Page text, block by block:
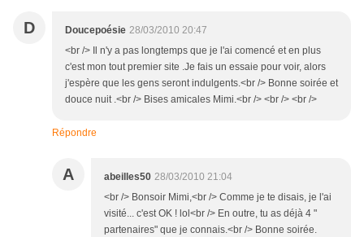
D Doucepoésie 28/03/2010 20:47
<br /> Il n'y a pas longtemps que je l'ai comencé et en plus
c'est mon tout premier site .Je fais un essaie pour voir, alors
j'espère que les gens seront indulgents.<br /> Bonne soirée et
douce nuit .<br /> Bises amicales Mimi.<br /> <br /> <br />
Répondre
A abeilles50 28/03/2010 21:04
<br /> Bonsoir Mimi,<br /> Comme je te disais, je l'ai
visité... c'est OK ! lol<br /> En outre, tu as déjà 4 "
partenaires" que je connais.<br /> Bonne soirée.